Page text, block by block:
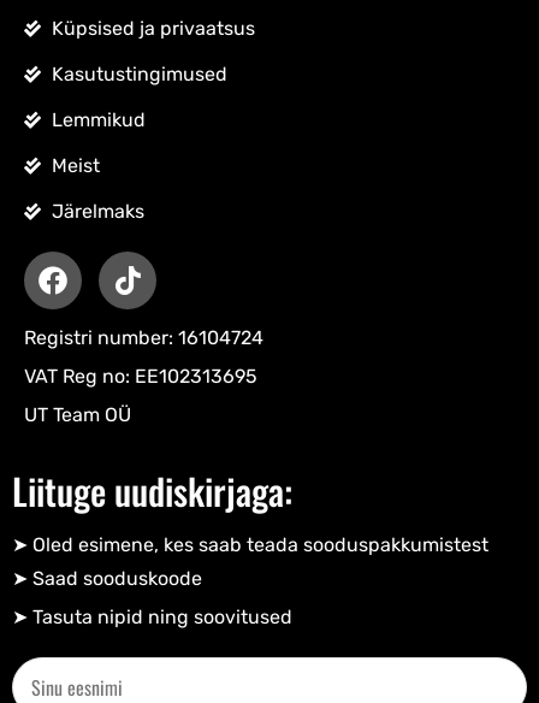
Küpsised ja privaatsus
Kasutustingimused
Lemmikud
Meist
Järelmaks
Registri number: 16104724
VAT Reg no: EE102313695
UT Team OÜ
Liituge uudiskirjaga:
➤ Oled esimene, kes saab teada sooduspakkumistest
➤ Saad sooduskoode​
➤ Tasuta nipid ning soovitused​